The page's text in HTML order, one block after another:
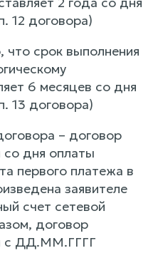
12 договора)
что срок выполнения
6 месяцев со дня
13 договора)
– договор
со дня оплаты
первого платежа в
заявителе
счет сетевой
договор
с ДД.ММ.ГГГГ